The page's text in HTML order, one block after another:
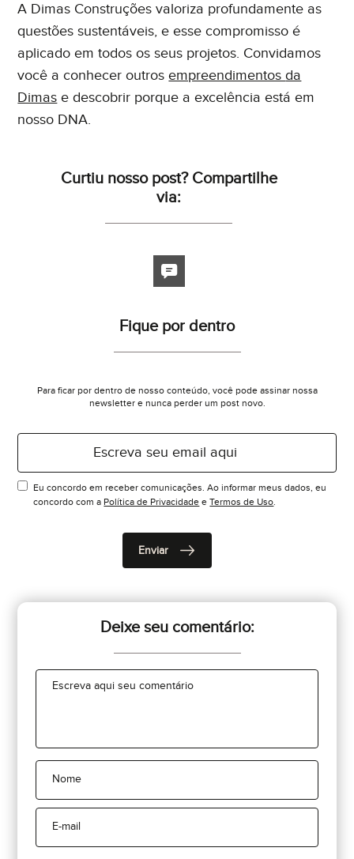
A Dimas Construções valoriza profundamente as
questões sustentáveis, e esse compromisso é
aplicado em todos os seus projetos. Convidamos
você a conhecer outrosempreendimentosda
Dimas e descobrir porque a excelência está em
nosso DNA.
Curtiu nosso post? Compartilhe
via:
Fique por dentro
Para ficar por dentro de nosso conteúdo, você pode assinar nossa
newsletter e nunca perder um post novo.
Eu concordo em receber comunicações. Ao informar meus dados, eu
concordo com a Política de Privacidade eTermos de Uso.
Deixe seu comentário: